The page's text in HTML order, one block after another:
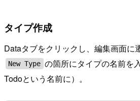
タイプ作成
Dataタブをクリックし、編集画面に
New Type の箇所にタイプの名前を
Todoという名前に）。